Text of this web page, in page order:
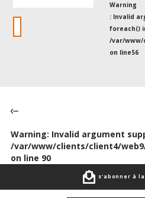
Warning
: Invalid
foreach()
/var/www/
on line56
Warning: Invalid argument
/var/www/clients/client4/
on line 90
s’abonner à